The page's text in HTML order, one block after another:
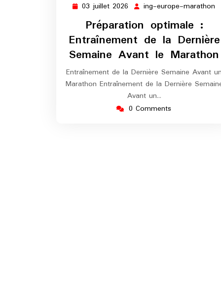
03 juillet 2026 03
juillet
2026
ing-europe-marathon
Préparation optimale :
Entraînement de la Dernière
Semaine Avant le Marathon
Entraînement de la Dernière Semaine Avant
Marathon Entraînement de la Dernière
Avant un…
0 Comments